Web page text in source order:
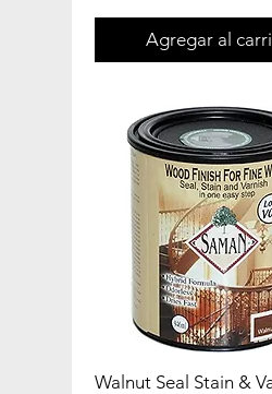
Agregar al
Walnut Seal Stain &